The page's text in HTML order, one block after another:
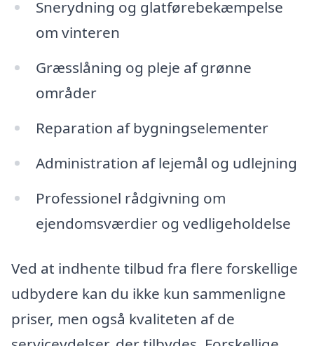
Snerydning og glatførebekæmpelse
om vinteren
Græsslåning og pleje af grønne
områder
Reparation af bygningselementer
Administration af lejemål og udlejning
Professionel rådgivning om
ejendomsværdier og vedligeholdelse
Ved at indhente tilbud fra flere forskellige
udbydere kan du ikke kun sammenligne
priser, men også kvaliteten af de